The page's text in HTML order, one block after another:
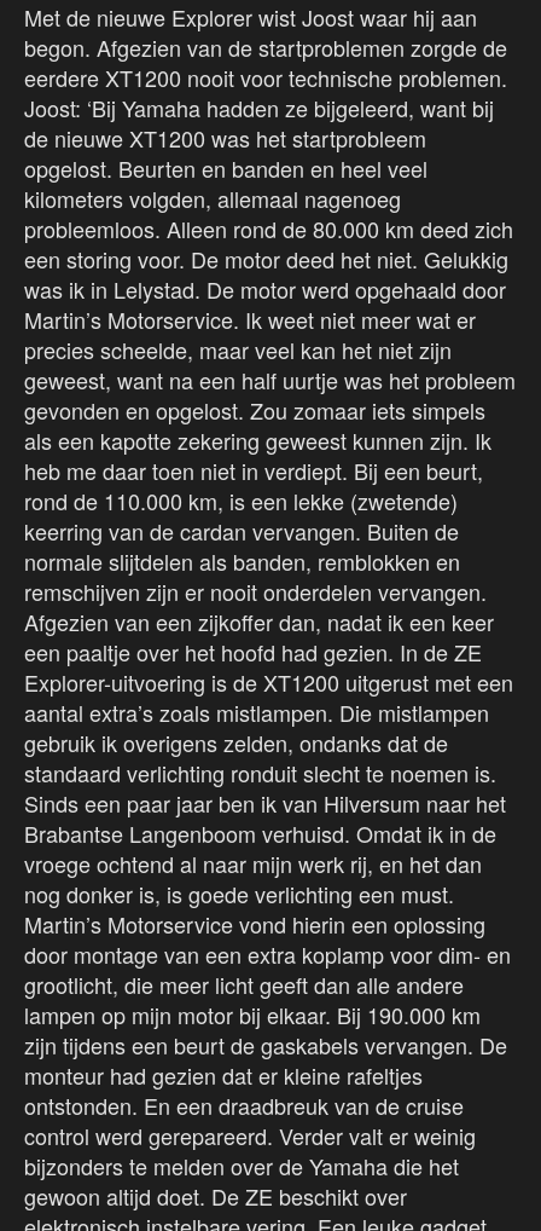
Met de nieuwe Explorer wist Joost waar hij aan
begon. Afgezien van de startproblemen zorgde de
eerdere XT1200 nooit voor technische problemen.
Joost: ‘Bij Yamaha hadden ze bijgeleerd, want bij
de nieuwe XT1200 was het startprobleem
opgelost. Beurten en banden en heel veel
kilometers volgden, allemaal nagenoeg
probleemloos. Alleen rond de 80.000 km deed zich
een storing voor. De motor deed het niet. Gelukkig
was ik in Lelystad. De motor werd opgehaald door
Martin’s Motorservice. Ik weet niet meer wat er
precies scheelde, maar veel kan het niet zijn
geweest, want na een half uurtje was het probleem
gevonden en opgelost. Zou zomaar iets simpels
als een kapotte zekering geweest kunnen zijn. Ik
heb me daar toen niet in verdiept. Bij een beurt,
rond de 110.000 km, is een lekke (zwetende)
keerring van de cardan vervangen. Buiten de
normale slijtdelen als banden, remblokken en
remschijven zijn er nooit onderdelen vervangen.
Afgezien van een zijkoffer dan, nadat ik een keer
een paaltje over het hoofd had gezien. In de ZE
Explorer-uitvoering is de XT1200 uitgerust met een
aantal extra’s zoals mistlampen. Die mistlampen
gebruik ik overigens zelden, ondanks dat de
standaard verlichting ronduit slecht te noemen is.
Sinds een paar jaar ben ik van Hilversum naar het
Brabantse Langenboom verhuisd. Omdat ik in de
vroege ochtend al naar mijn werk rij, en het dan
nog donker is, is goede verlichting een must.
Martin’s Motorservice vond hierin een oplossing
door montage van een extra koplamp voor dim- en
grootlicht, die meer licht geeft dan alle andere
lampen op mijn motor bij elkaar. Bij 190.000 km
zijn tijdens een beurt de gaskabels vervangen. De
monteur had gezien dat er kleine rafeltjes
ontstonden. En een draadbreuk van de cruise
control werd gerepareerd. Verder valt er weinig
bijzonders te melden over de Yamaha die het
gewoon altijd doet. De ZE beschikt over